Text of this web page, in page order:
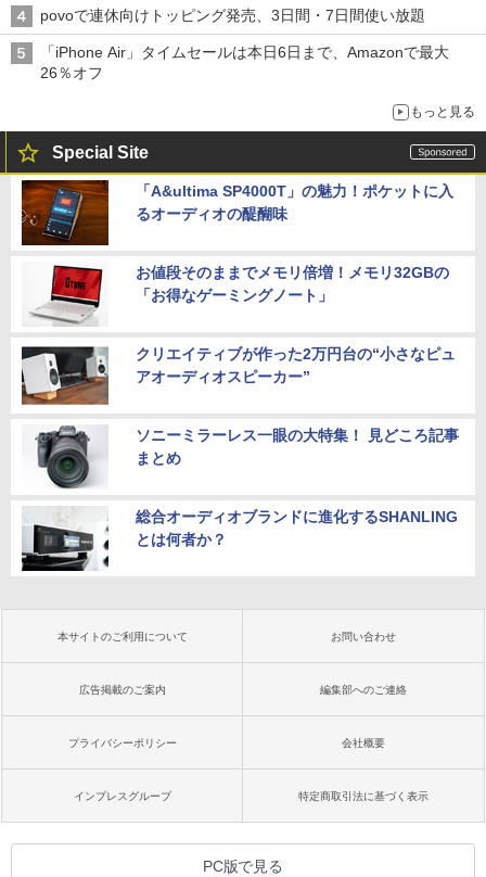
povoで連休向けトッピング発売、3日間・7日間使い放題
「iPhone Air」タイムセールは本日6日まで、Amazonで最大
26％オフ
もっと見る
Special Site
「A&ultima SP4000T」の魅力！ポケットに入
るオーディオの醍醐味
お値段そのままでメモリ倍増！メモリ32GBの
「お得なゲーミングノート」
クリエイティブが作った2万円台の“小さなピュ
アオーディオスピーカー”
ソニーミラーレス一眼の大特集！ 見どころ記事
まとめ
総合オーディオブランドに進化するSHANLING
とは何者か？
本サイトのご利用について お問い合わせ
広告掲載のご案内 編集部へのご連絡
プライバシーポリシー 会社概要
インプレスグループ 特定商取引法に基づく表示
PC版で見る